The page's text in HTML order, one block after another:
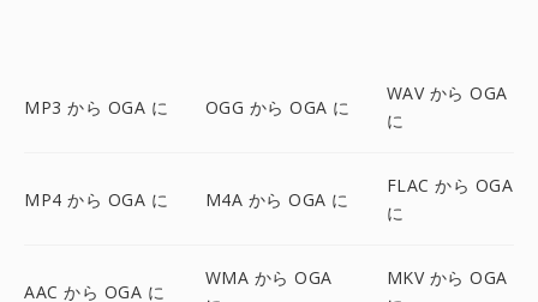
MP3 から OGA に OGG から OGA に
WAV から OGA
に
MP4 から OGA に M4A から OGA に
FLAC から OGA
に
AAC から OGA に
WMA から OGA
MKV から OGA